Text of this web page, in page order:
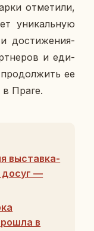
от­ме­ти­ли,
уни­каль­ную
до­сти­же­ни­я­
и еди­
ее
Праге.
выставка-
досуг —
в